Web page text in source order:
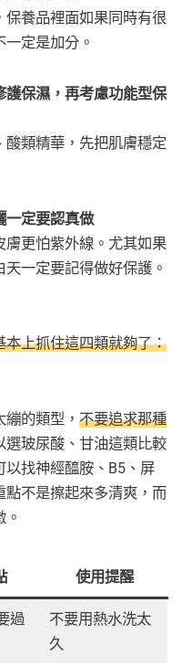
養品裡面如果同時有很
定是加分。
護保濕，再考慮功能型保
類精華，先把肌膚穩定
一定要認真做
更怕紫外線。尤其如果
一定要記得做好保護。
上抓住這四類就夠了：
的類型， 不要追求那種
選玻尿酸、甘油這類比較
找神經醯胺、B5、屏
點不是擦起來多清爽，而
使用提醒
過
不要用熱水洗太
久